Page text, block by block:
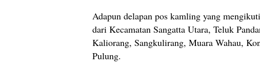
Adapun delapan pos kamling yang
dari Kecamatan Sangatta Utara, Teluk
Kaliorang, Sangkulirang, Muara Wahau,
Pulung.